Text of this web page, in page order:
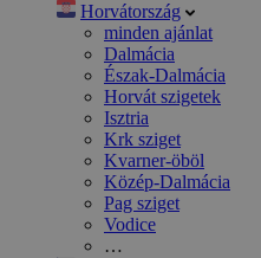
Horvátország
minden ajánlat
Dalmácia
Észak-Dalmácia
Horvát szigetek
Isztria
Krk sziget
Kvarner-öböl
Közép-Dalmácia
Pag sziget
Vodice
…